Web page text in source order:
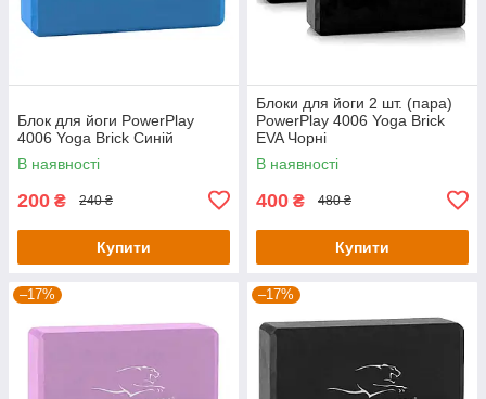
Блок для йоги PowerPlay
4006 Yoga Brick Синій
В наявності
200 ₴ 240 ₴
Купити
Блоки для йоги 2 шт. (пара)
PowerPlay 4006 Yoga Brick
EVA Чорні
В наявності
400 ₴ 480 ₴
Купити
–17% –17%